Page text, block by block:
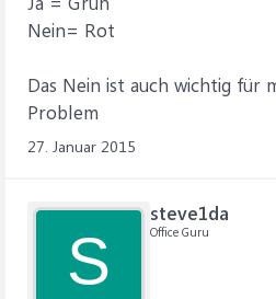
Nein= Rot
Das Nein ist auch wichtig für
Problem
27. Januar 2015
S
steve1da
Office Guru